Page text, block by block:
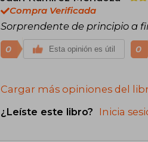
Compra Verificada
Sorprendente de principio a
0 Esta opinión es útil 0
Cargar más opiniones del
¿Leíste este libro? Inicia